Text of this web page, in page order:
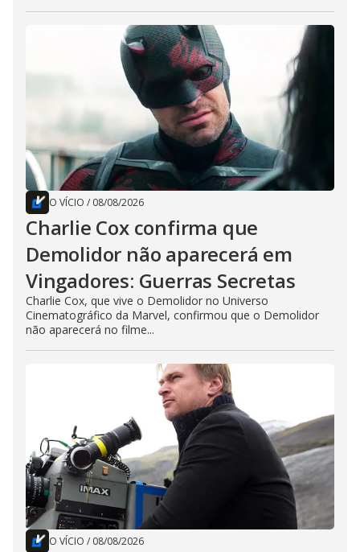
O VÍCIO / 08/08/2026
Charlie Cox confirma que
Demolidor não aparecerá em
Vingadores: Guerras Secretas
Charlie Cox, que vive o Demolidor no Universo
Cinematográfico da Marvel, confirmou que o Demolidor
não aparecerá no filme...
O VÍCIO / 08/08/2026